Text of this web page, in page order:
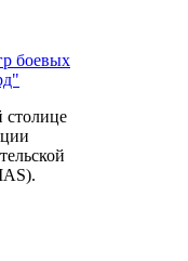
боевых
столице